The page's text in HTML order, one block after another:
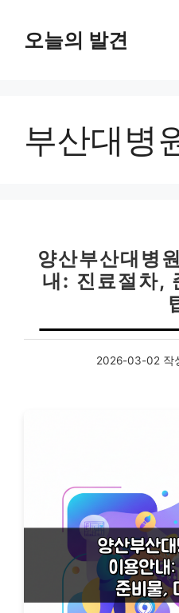
오늘의 발견
부산대병
양산부산대병
내: 진료절차,
2026-03-02 작